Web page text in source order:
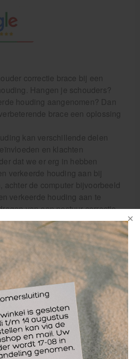
correctie brace bij een
Hangen je schouders?
houding aangenomen? Dan
brace een oplossing
kan verschillende delen
en klachten
dat we er erg in hebben
verkeerde houding aan bij
achter de computer bijvoorbeeld
verkeerde houding aan te
van een postuur correctie
en wordt je verplicht een
te nemen. Vaak is een blokkade
van deze klachten, waardoor
kunnen functioneren en de
kan verminderen. Dit kan leiden
spier- en
boven de taille te
de schouders te wikkelen,
en je schouders naar
de steun helpen om een betere